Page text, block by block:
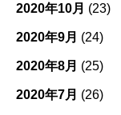
2020年10月 (23)
2020年9月 (24)
2020年8月 (25)
2020年7月 (26)